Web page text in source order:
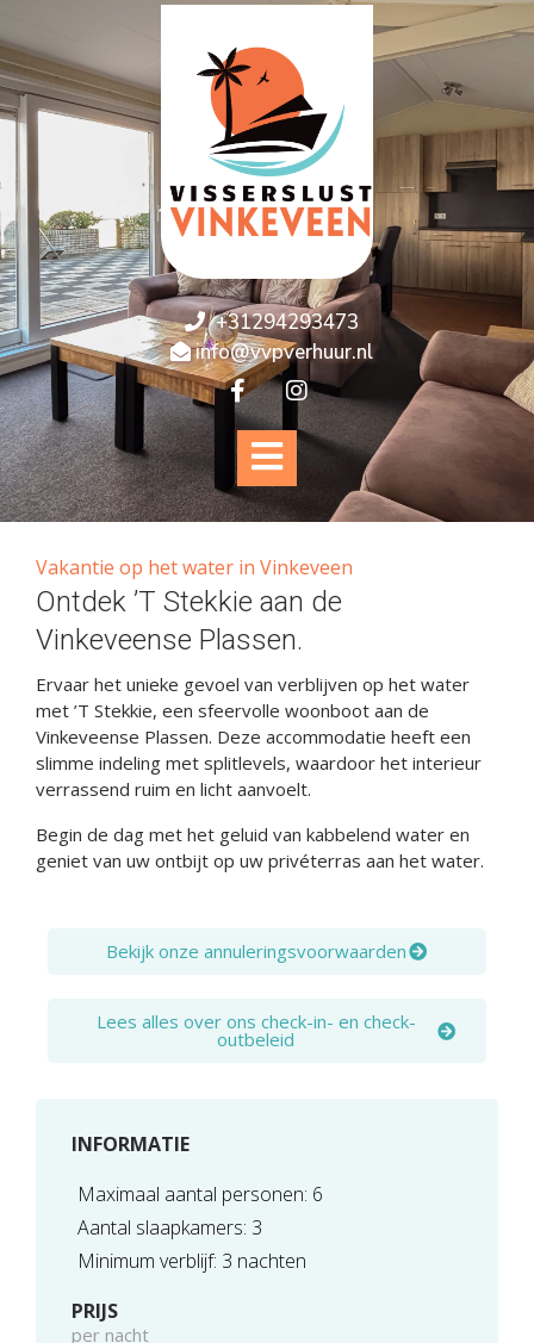
+31294293473
info@vvpverhuur.nl
INFORMATIE
Maximaal aantal personen: 6
Aantal slaapkamers: 3
Minimum verblijf: 3 nachten
PRIJS
per nacht
Vakantie op het water in Vinkeveen
Ontdek ’T Stekkie aan de
Vinkeveense Plassen.
Ervaar het unieke gevoel van verblijven op het water
met ’T Stekkie, een sfeervolle woonboot aan de
Vinkeveense Plassen. Deze accommodatie heeft een
slimme indeling met splitlevels, waardoor het interieur
verrassend ruim en licht aanvoelt.
Begin de dag met het geluid van kabbelend water en
geniet van uw ontbijt op uw privéterras aan het water.
Bekijk onze annuleringsvoorwaarden
Lees alles over ons check-in- en check-
outbeleid